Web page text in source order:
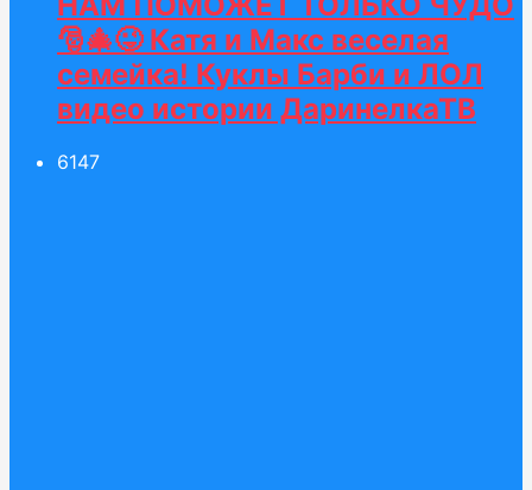
🎅🎄😜 Катя и Макс веселая
семейка! Куклы Барби и ЛОЛ
видео истории ДаринелкаТВ
6147